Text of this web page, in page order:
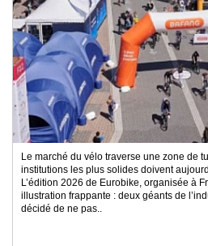
Le marché du vélo traverse une zone de
institutions les plus solides doivent
L’édition 2026 de Eurobike, organisée à
illustration frappante : deux géants de
décidé de ne pas..